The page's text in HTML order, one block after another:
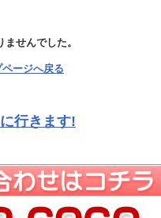
せんでした。
ージへ戻る
行きます!